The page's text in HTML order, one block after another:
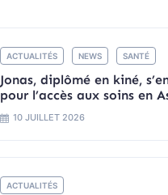
ACTUALITÉS NEWS SANTÉ
Jonas, diplômé en kiné,
pour l’accès aux soins en
10 JUILLET 2026
ACTUALITÉS